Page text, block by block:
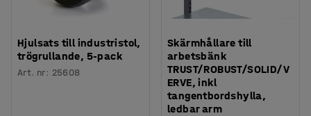
Hjulsats till industristol,
trögrullande, 5-pack
Art. nr: 25608
Skärmhållare till
arbetsbänk
TRUST/ROBUST/SOLID/V
ERVE, inkl
tangentbordshylla,
ledbar arm